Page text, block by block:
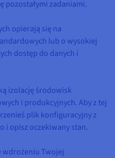
pozostałymi zadaniami.
opierają się na
lub o wysokiej
dostęp do danych i
izolację środowisk
i produkcyjnych. Aby z tej
plik konfiguracyjny z
i opisz oczekiwany stan.
wdrożeniu Twojej